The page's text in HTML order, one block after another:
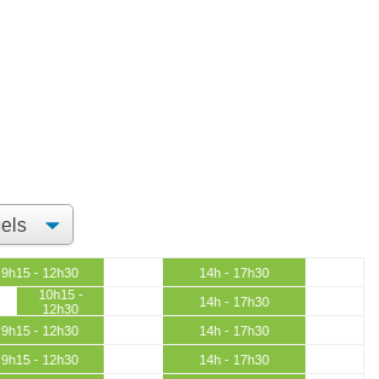
9h15 - 12h30
14h - 17h30
10h15 -
12h30
14h - 17h30
9h15 - 12h30
14h - 17h30
9h15 - 12h30
14h - 17h30